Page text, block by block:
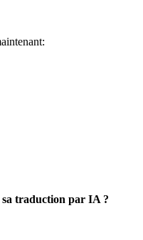
sa traduction par IA ?